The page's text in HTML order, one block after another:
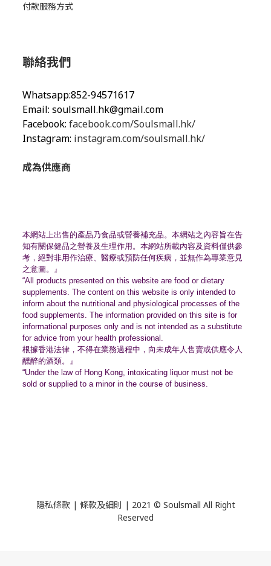
付款服務方式
聯絡我們
Whatsapp:852-94571617
Email: soulsmall.hk@gmail.com
Facebook: facebook.com/Soulsmall.hk/
Instagram: instagram.com/soulsmall.hk/
成為供應商
本網站上出售的產品乃食品或營養補充品。 本網站之內容旨在告
知有關保健品之營養及生理作用。 本網站所載內容及資料僅供參
考，絕對非用作治療、 醫療或預防任何疾病，並無作為專業意見
之意圖。』
“All products presented on this website are food or dietary
supplements. The content on this website is only intended to
inform about the nutritional and physiological processes of the
food supplements. The information provided on this site is for
informational purposes only and is not intended as a substitute
for advice from your health professional.
根據香港法律，不得在業務過程中， 向未成年人售賣或供應令人
醺醉的酒類。』
“Under the law of Hong Kong, intoxicating liquor must not be
sold or supplied to a minor in the course of business.
隱私條款 | 條款及細則 | 2021 © Soulsmall All Right
Reserved